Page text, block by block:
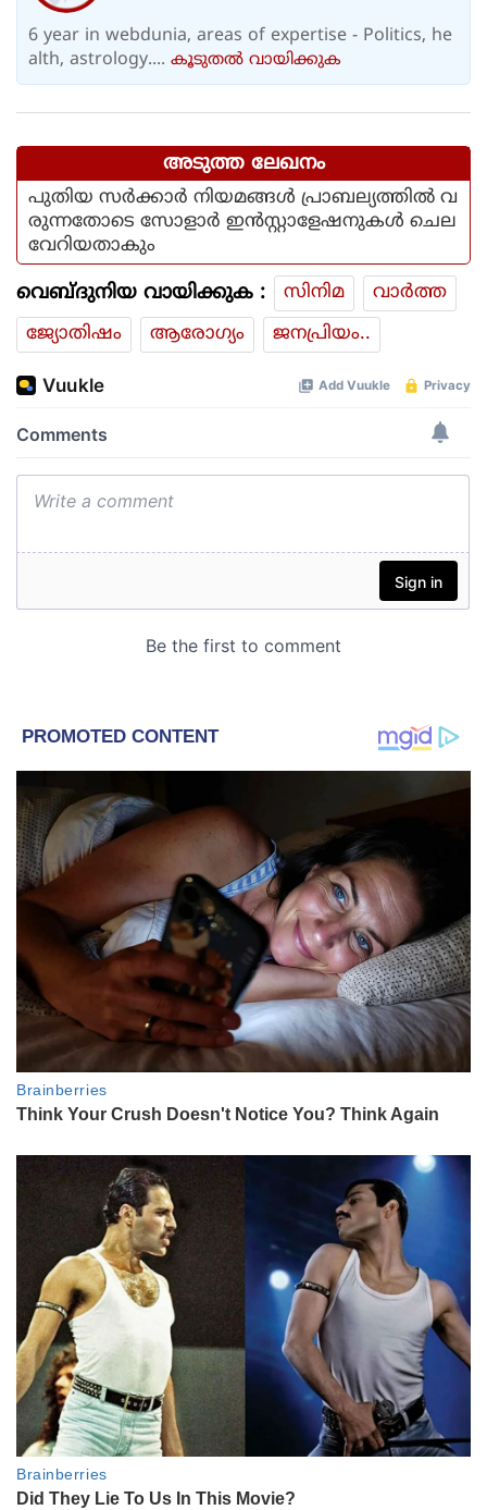
6 year in webdunia, areas of expertise - Politics, he
alth, astrology.... കൂടുതല്‍ വായിക്കുക
അടുത്ത ലേഖനം
പുതിയ സര്‍ക്കാര്‍ നിയമങ്ങള്‍ പ്രാബല്യത്തില്‍ വ
രുന്നതോടെ സോളാര്‍ ഇന്‍സ്റ്റാളേഷനുകള്‍ ചെല
വേറിയതാകും
വെബ്ദുനിയ വായിക്കുക : സിനിമ
വാര്‍ത്ത
ജ്യോതിഷം
ആരോഗ്യം ജനപ്രിയം..